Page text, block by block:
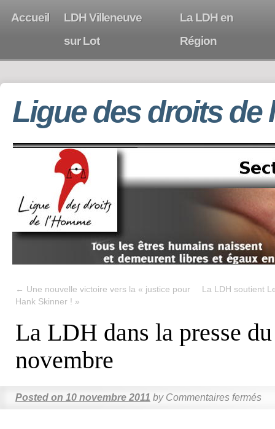
Accueil
LDH Villeneuve
sur Lot
La LDH en
Région
Ligue des droits de
← Une nouvelle victoire vers la « justice pour
Hank Skinner ! »
La LDH soutient
La LDH dans la presse
novembre
Posted on 10 novembre 2011 by Commentaires fermés